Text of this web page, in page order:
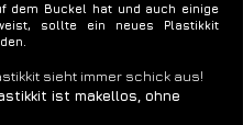
dem Buckel hat und auch einige
sollte ein neues Plastikkit
sieht immer schick aus!
ist makellos, ohne